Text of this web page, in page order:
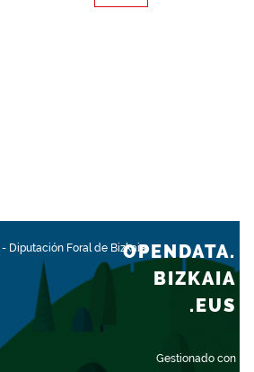
- Diputación Foral de Bizkaia
Gestionado con
OPENDATA.
BIZKAIA
.EUS